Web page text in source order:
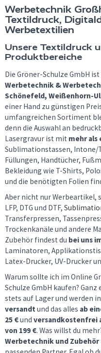
Werbetechnik
Textildruck,
Werbetextilien
Unsere Textildruck
Produktbereiche
Die Gröner-Schulze GmbH ist
Werbetechnik &
Schönefeld, Weißenhorn-
einer Hand zu günstigen
umfangreichen Sortiment
denn die Auswahl an
Lasergravur ist mit mehr als
Sublimationstassen, Intone/
Füllungen, Handtücher,
Bekleidung wie T-Shirts,
und die benötigten Folien
Aber nicht nur Werbeartikel,
LFP, DTG und DTF,
Transferpressen,
Trockenkanäle und andere
Zubehör findest du bei uns
Laminatoren,
Latex-Drucker, UV-Drucker
Warum sollte ich im Online
Schulze GmbH kaufen?
stets auf Lager und werden
versandtund das alles ab
25 €und versandkostenfrei
von 199 €. Was willst du
Werbetechnik und Zubehör